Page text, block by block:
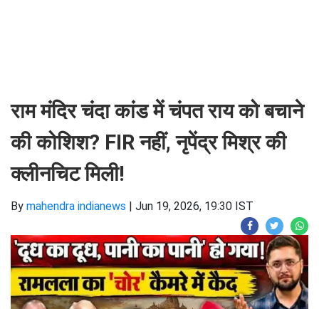
राम मंदिर चंदा कांड में चंपत राय को बचाने
की कोशिश? FIR नहीं, नृपेंद्र मिश्र की
क्लीनचिट मिली!
By mahendra indianews | Jun 19, 2026, 19:30 IST